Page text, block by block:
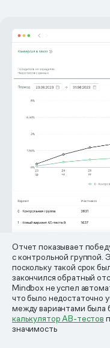
Отчет показывает
с контрольной группой.
поскольку такой срок
закончился обратный
Mindbox не успел
что было недостаточно
между вариантами была
калькулятор AB-тестов
значимость